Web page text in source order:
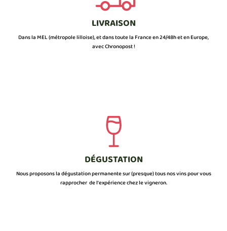
LIVRAISON
Dans la MEL (métropole lilloise), et dans toute la France en 24/48h et en Europe,
avec Chronopost !
DÉGUSTATION
Nous proposons la dégustation permanente sur (presque) tous nos vins pour vous
rapprocher de l’expérience chez le vigneron.